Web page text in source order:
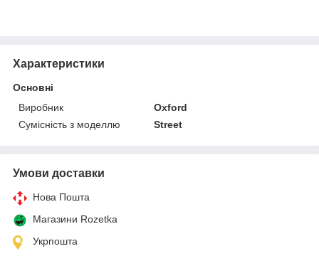
Характеристики
Основні
Виробник
Oxford
Сумісність з моделлю
Street
Умови доставки
Нова Пошта
Магазини Rozetka
Укрпошта